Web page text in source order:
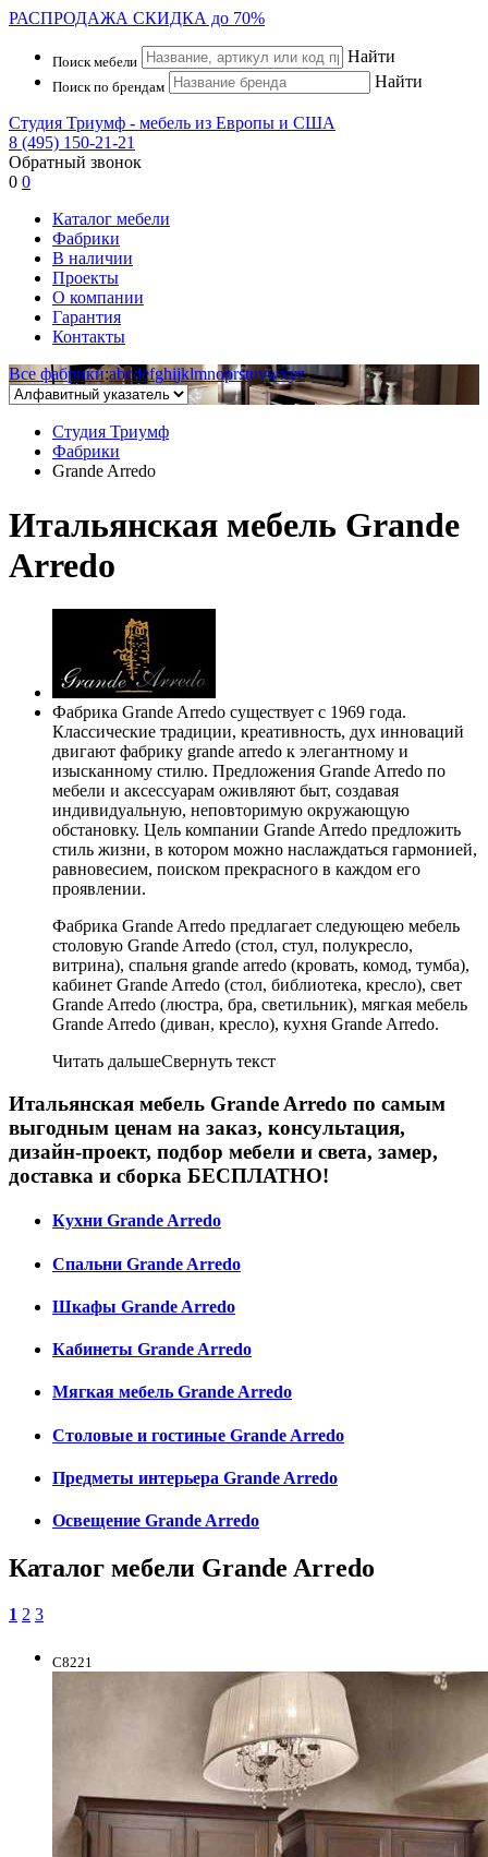
РАСПРОДАЖА СКИДКА до 70%
Поиск мебели Найти
Поиск по брендам Найти
Студия Триумф - мебель из Европы и США
8 (495) 150-21-21
Обратный звонок
0 0
Каталог мебели
Фабрики
В наличии
Проекты
О компании
Гарантия
Контакты
Все фабрики:abcdefghijklmnoprstuvwxyz
Студия Триумф
Фабрики
Grande Arredo
Итальянская мебель Grande
Arredo
Фабрика Grande Arredo существует с 1969 года.
Классические традиции, креативность, дух инноваций
двигают фабрику grande arredo к элегантному и
изысканному стилю. Предложения Grande Arredo по
мебели и аксессуарам оживляют быт, создавая
индивидуальную, неповторимую окружающую
обстановку. Цель компании Grande Arredo предложить
стиль жизни, в котором можно наслаждаться гармонией,
равновесием, поиском прекрасного в каждом его
проявлении.
Фабрика Grande Arredo предлагает следующею мебель
столовую Grande Arredo (стол, стул, полукресло,
витрина), спальня grande arredo (кровать, комод, тумба),
кабинет Grande Arredo (стол, библиотека, кресло), свет
Grande Arredo (люстра, бра, светильник), мягкая мебель
Grande Arredo (диван, кресло), кухня Grande Arredo.
Читать дальшеСвернуть текст
Итальянская мебель Grande Arredo по самым
выгодным ценам на заказ, консультация,
дизайн-проект, подбор мебели и света, замер,
доставка и сборка БЕСПЛАТНО!
Кухни Grande Arredo
Спальни Grande Arredo
Шкафы Grande Arredo
Кабинеты Grande Arredo
Мягкая мебель Grande Arredo
Столовые и гостиные Grande Arredo
Предметы интерьера Grande Arredo
Освещение Grande Arredo
Каталог мебели Grande Arredo
1 2 3
C8221